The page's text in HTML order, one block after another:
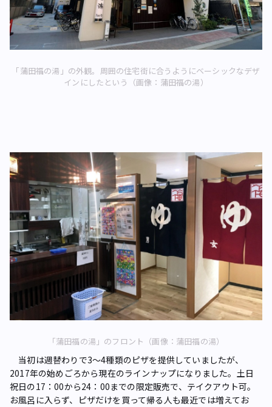
「蒲田福の湯」の外観。周囲の住宅街に合うようにベーシックなデザ
インにしたという（画像：蒲田福の湯）
「蒲田福の湯」のフロント（画像：蒲田福の湯）
当初は週替わりで3～4種類のピザを提供していましたが、
2017年の始めごろから現在のラインナップになりました。土日
祝日の17：00から24：00までの限定販売で、テイクアウト可。
お風呂に入らず、ピザだけを買って帰る人も最近では増えてお